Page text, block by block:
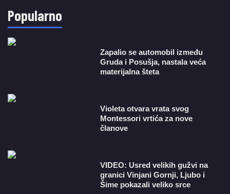
Popularno
Zapalio se automobil između
Gruda i Posušja, nastala veća
materijalna šteta
Violeta otvara vrata svog
Montessori vrtića za nove
članove
VIDEO: Usred velikih gužvi na
granici Vinjani Gornji, Ljubo i
Šime pokazali veliko srce